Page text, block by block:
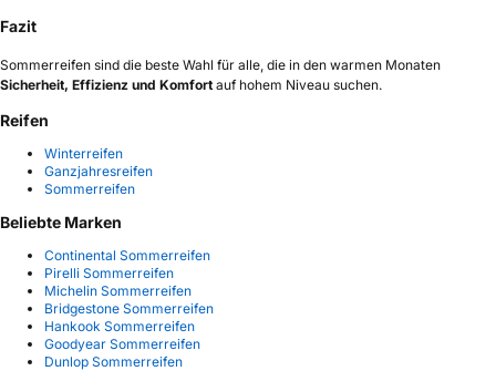
Fazit
Sommerreifen sind die beste Wahl für alle, die in den warmen Monaten
Sicherheit, Effizienz und Komfort auf hohem Niveau suchen.
Reifen
Winterreifen
Ganzjahresreifen
Sommerreifen
Beliebte Marken
Continental Sommerreifen
Pirelli Sommerreifen
Michelin Sommerreifen
Bridgestone Sommerreifen
Hankook Sommerreifen
Goodyear Sommerreifen
Dunlop Sommerreifen